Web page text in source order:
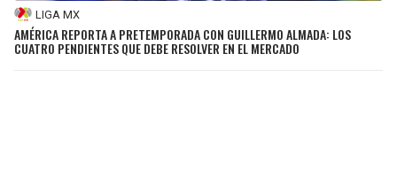
LIGA MX
AMÉRICA REPORTA A PRETEMPORADA CON GUILLERMO ALMADA: LOS
CUATRO PENDIENTES QUE DEBE RESOLVER EN EL MERCADO